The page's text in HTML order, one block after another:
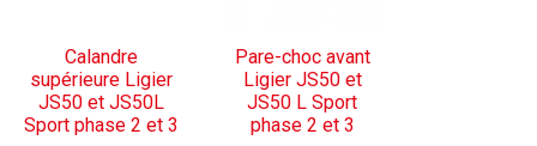
Calandre
supérieure Ligier
JS50 et JS50L
Sport phase 2 et 3
Pare-choc avant
Ligier JS50 et
JS50 L Sport
phase 2 et 3